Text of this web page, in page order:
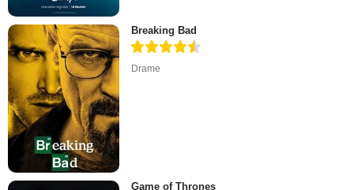
Breaking Bad
Drame
Game of Thrones